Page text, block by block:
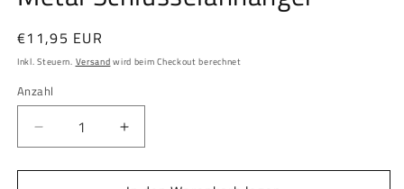
Normaler
Preis
€11,95 EUR
Inkl. Steuern. Versand wird beim Checkout berechnet
Anzahl
Anzahl
Verringere
die
Menge
Erhöhe
die
Menge